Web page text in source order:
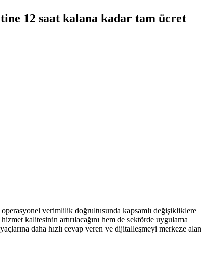
12 saat kalana kadar tam ücret
verimlilik doğrultusunda kapsamlı değişikliklere
kalitesinin artırılacağını hem de sektörde uygulama
daha hızlı cevap veren ve dijitalleşmeyi merkeze alan